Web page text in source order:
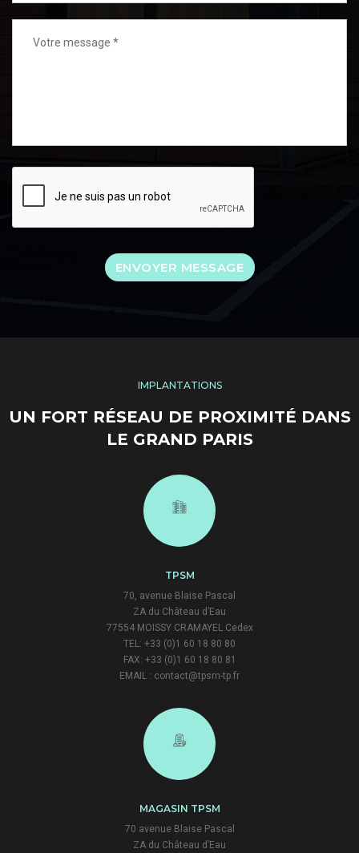
IMPLANTATIONS
UN FORT RÉSEAU DE PROXIMITÉ DANS
LE GRAND PARIS
TPSM
70, avenue Blaise Pascal
ZA du Château d’Eau
77554 MOISSY CRAMAYEL Cedex
TEL: +33 (0)1 60 18 80 80
FAX: +33 (0)1 60 18 80 81
EMAIL : contact@tpsm-tp.fr
MAGASIN TPSM
70 avenue Blaise Pascal
ZA du Château d’Eau